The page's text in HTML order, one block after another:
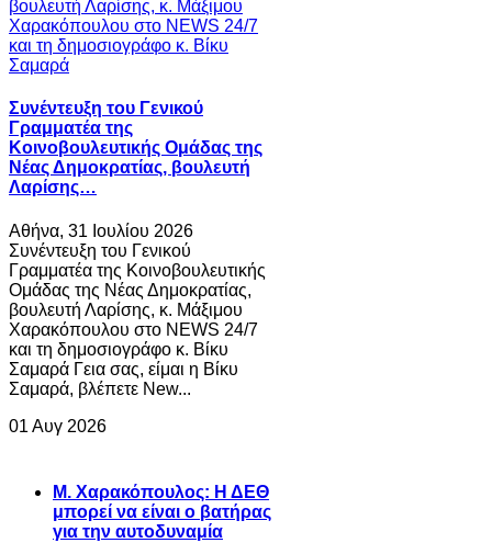
Συνέντευξη του Γενικού
Γραμματέα της
Κοινοβουλευτικής Ομάδας της
Νέας Δημοκρατίας, βουλευτή
Λαρίσης…
Αθήνα, 31 Ιουλίου 2026
Συνέντευξη του Γενικού
Γραμματέα της Κοινοβουλευτικής
Ομάδας της Νέας Δημοκρατίας,
βουλευτή Λαρίσης, κ. Μάξιμου
Χαρακόπουλου στο NEWS 24/7
και τη δημοσιογράφο κ. Βίκυ
Σαμαρά Γεια σας, είμαι η Βίκυ
Σαμαρά, βλέπετε New...
01 Αυγ 2026
Μ. Χαρακόπουλος: Η ΔΕΘ
μπορεί να είναι ο βατήρας
για την αυτοδυναμία